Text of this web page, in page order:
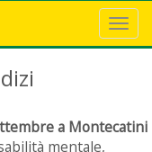
a Montecatini
mentale,